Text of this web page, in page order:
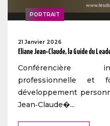
PORTRAIT
21 Janvier 2026
Eliane Jean‑Claude, la Guide du
Conférencière
professionnelle et
développement
Jean‑Claude�...